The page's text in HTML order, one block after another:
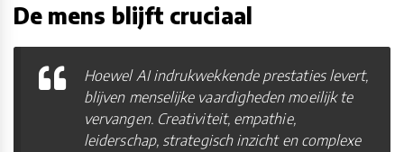
De mens blijft cruciaal
Hoewel AI indrukwekkende prestaties levert,
blijven menselijke vaardigheden moeilijk te
vervangen. Creativiteit, empathie,
leiderschap, strategisch inzicht en complexe